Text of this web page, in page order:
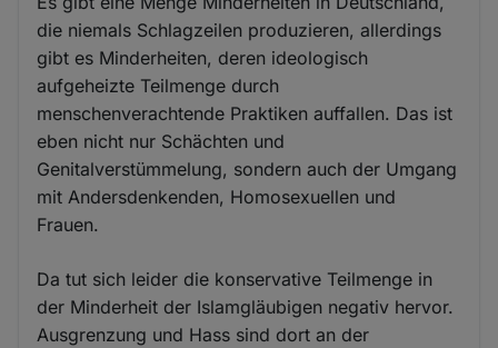
die niemals Schlagzeilen produzieren, allerdings
gibt es Minderheiten, deren ideologisch
aufgeheizte Teilmenge durch
menschenverachtende Praktiken auffallen. Das ist
eben nicht nur Schächten und
Genitalverstümmelung, sondern auch der Umgang
mit Andersdenkenden, Homosexuellen und
Frauen.
Da tut sich leider die konservative Teilmenge in
der Minderheit der Islamgläubigen negativ hervor.
Ausgrenzung und Hass sind dort an der